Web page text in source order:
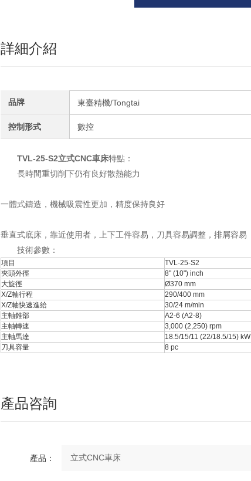
詳細介紹
品牌 東臺精機/Tongtai
控制形式 數控
TVL-25-S2立式CNC車床特點：
長時間重切削下仍有良好散熱能力
一體式鑄造，機械吸震性更加，精度保持良好
垂直式底床，靠近使用者，上下工件容易，刀具容易調整，排屑容易
技術參數：
項目
TVL-25-S2
夾頭外徑
8" (10") inch
大旋徑
Ø370 mm
X/Z軸行程
290/400 mm
X/Z軸快速進給
30/24 m/min
主軸錐部
A2-6 (A2-8)
主軸轉速
3,000 (2,250) rpm
主軸馬達
18.5/15/11 (22/18.5/15) kW
刀具容量
8 pc
產品咨詢
產品：